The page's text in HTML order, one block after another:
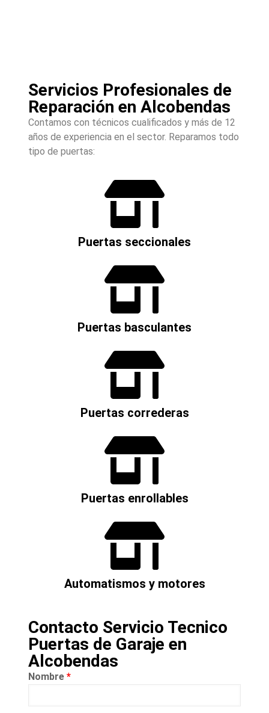
Servicios Profesionales de
Reparación en Alcobendas
Contamos con técnicos cualificados y más de 12
años de experiencia en el sector. Reparamos todo
tipo de puertas:
Puertas seccionales
Puertas basculantes
Puertas correderas
Puertas enrollables
Automatismos y motores
Contacto Servicio Tecnico
Puertas de Garaje en
Alcobendas
Nombre*